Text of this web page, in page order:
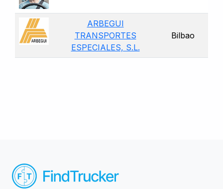
ARBEGUI
TRANSPORTES
ESPECIALES, S.L.
Bilbao